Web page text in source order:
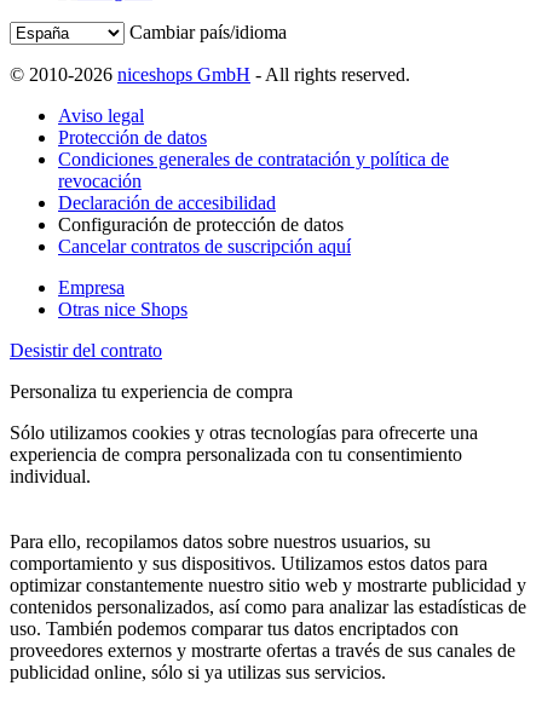
Cambiar país/idioma
© 2010-2026 niceshops GmbH - All rights reserved.
Aviso legal
Protección de datos
Condiciones generales de contratación y política de
revocación
Declaración de accesibilidad
Configuración de protección de datos
Cancelar contratos de suscripción aquí
Empresa
Otras nice Shops
Desistir del contrato
Personaliza tu experiencia de compra
Sólo utilizamos cookies y otras tecnologías para ofrecerte una
experiencia de compra personalizada con tu consentimiento
individual.
Para ello, recopilamos datos sobre nuestros usuarios, su
comportamiento y sus dispositivos. Utilizamos estos datos para
optimizar constantemente nuestro sitio web y mostrarte publicidad y
contenidos personalizados, así como para analizar las estadísticas de
uso. También podemos comparar tus datos encriptados con
proveedores externos y mostrarte ofertas a través de sus canales de
publicidad online, sólo si ya utilizas sus servicios.